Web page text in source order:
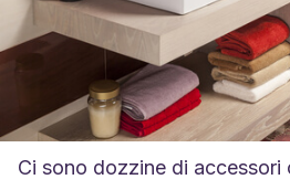
Ci sono dozzine di accessori